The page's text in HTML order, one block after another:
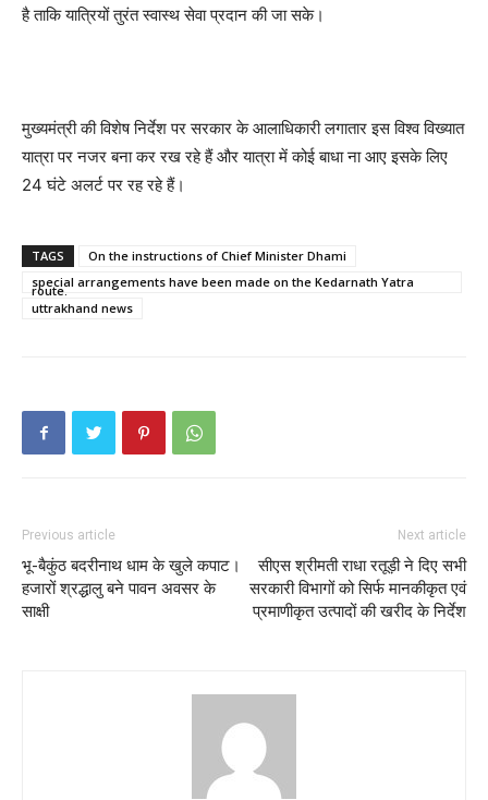
है ताकि यात्रियों तुरंत स्वास्थ सेवा प्रदान की जा सके।
मुख्यमंत्री की विशेष निर्देश पर सरकार के आलाधिकारी लगातार इस विश्व विख्यात
यात्रा पर नजर बना कर रख रहे हैं और यात्रा में कोई बाधा ना आए इसके लिए
24 घंटे अलर्ट पर रह रहे हैं।
TAGS
On the instructions of Chief Minister Dhami
special arrangements have been made on the Kedarnath Yatra
route.
uttrakhand news
Previous article
भू-बैकुंठ बदरीनाथ धाम के खुले कपाट।
हजारों श्रद्धालु बने पावन अवसर के
साक्षी
Next article
सीएस श्रीमती राधा रतूड़ी ने दिए सभी
सरकारी विभागों को सिर्फ मानकीकृत एवं
प्रमाणीकृत उत्पादों की खरीद के निर्देश